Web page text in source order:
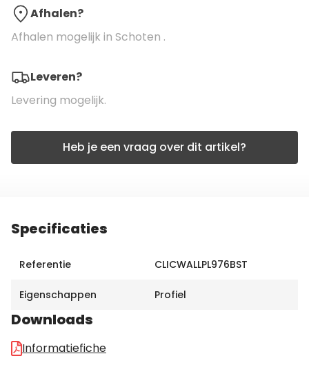
Afhalen?
Afhalen mogelijk in Schoten .
Leveren?
Levering mogelijk.
Heb je een vraag over dit artikel?
Specificaties
Referentie CLICWALLPL976BST
Eigenschappen Profiel
Downloads
Informatiefiche